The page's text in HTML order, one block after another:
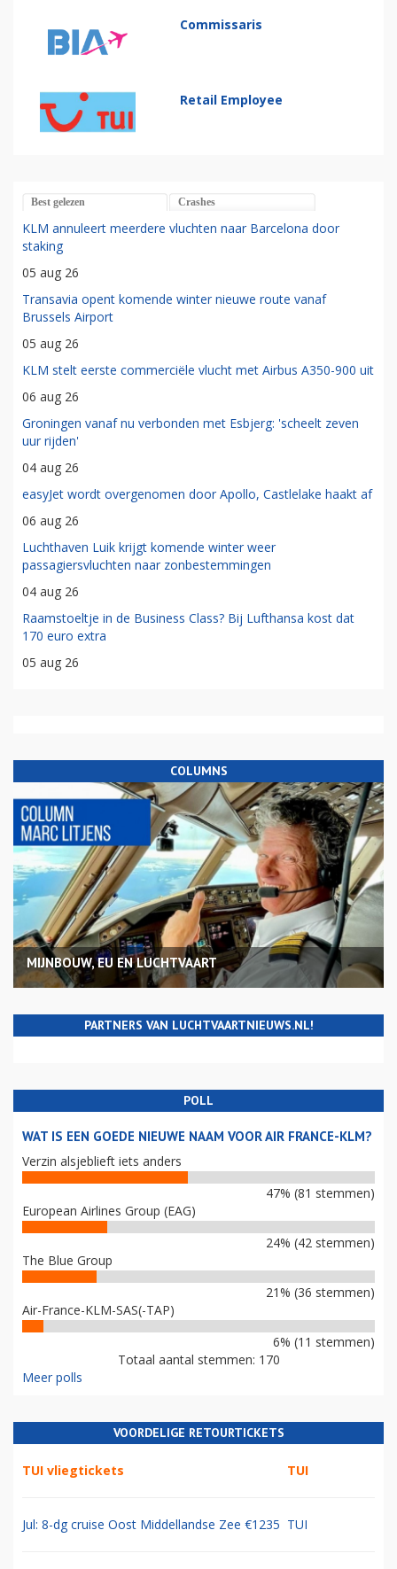
Commissaris
Retail Employee
Best gelezen Crashes
KLM annuleert meerdere vluchten naar Barcelona door
staking
05 aug 26
Transavia opent komende winter nieuwe route vanaf
Brussels Airport
05 aug 26
KLM stelt eerste commerciële vlucht met Airbus A350-900 uit
06 aug 26
Groningen vanaf nu verbonden met Esbjerg: 'scheelt zeven
uur rijden'
04 aug 26
easyJet wordt overgenomen door Apollo, Castlelake haakt af
06 aug 26
Luchthaven Luik krijgt komende winter weer
passagiersvluchten naar zonbestemmingen
04 aug 26
Raamstoeltje in de Business Class? Bij Lufthansa kost dat
170 euro extra
05 aug 26
COLUMNS
MIJNBOUW, EU EN LUCHTVAART
PARTNERS VAN LUCHTVAARTNIEUWS.NL!
POLL
WAT IS EEN GOEDE NIEUWE NAAM VOOR AIR FRANCE-KLM?
Verzin alsjeblieft iets anders
47% (81 stemmen)
European Airlines Group (EAG)
24% (42 stemmen)
The Blue Group
21% (36 stemmen)
Air-France-KLM-SAS(-TAP)
6% (11 stemmen)
Totaal aantal stemmen: 170
Meer polls
VOORDELIGE RETOURTICKETS
TUI vliegtickets TUI
Jul: 8-dg cruise Oost Middellandse Zee €1235 TUI